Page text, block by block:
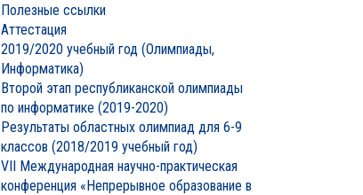
Полезные ссылки
Аттестация
2019/2020 учебный год (Олимпиады,
Информатика)
Второй этап республиканской олимпиады
по информатике (2019-2020)
Результаты областных олимпиад для 6-9
классов (2018/2019 учебный год)
VII Международная научно-практическая
конференция «Непрерывное образование в